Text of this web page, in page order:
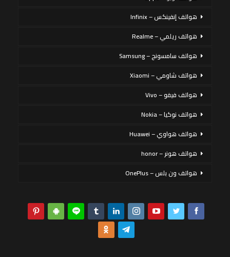
هواتف إنفينكس – Infinix
هواتف ريلمي – Realme
هواتف سامسونج – Samsung
هواتف شاومي – Xiaomi
هواتف فيفو – Vivo
هواتف نوكيا – Nokia
هواتف هواوي – Huawei
هواتف هونر – honor
هواتف ون بلس – OnePlus